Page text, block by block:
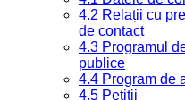
4.2 Relații cu
de contact
4.3 Programul
publice
4.4 Program de
4.5 Petiții